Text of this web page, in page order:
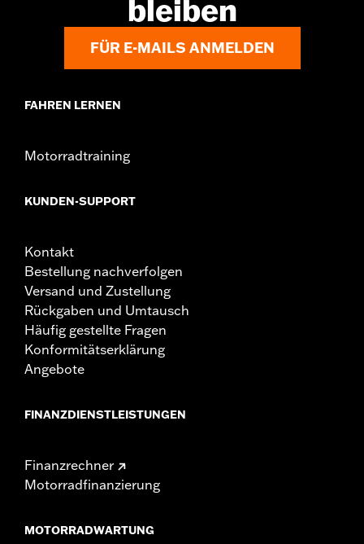
bleiben
FÜR E-MAILS ANMELDEN
FAHREN LERNEN
Motorradtraining
KUNDEN-SUPPORT
Kontakt
Bestellung nachverfolgen
Versand und Zustellung
Rückgaben und Umtausch
Häufig gestellte Fragen
Konformitätserklärung
Angebote
FINANZDIENSTLEISTUNGEN
Finanzrechner
Motorradfinanzierung
MOTORRADWARTUNG